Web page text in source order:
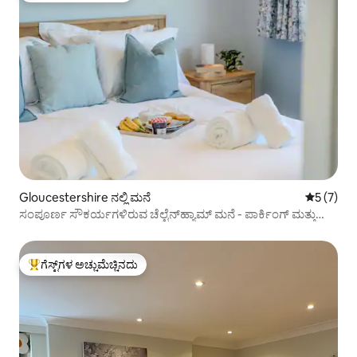
Gloucestershire ನಲ್ಲಿ ಮನೆ 5 ರಲ್ಲಿ 5
5 (7)
ಸಂಪೂರ್ಣ ಸೌಕರ್ಯಗಳಿರುವ ಚೆಲ್ಟೆನ್‌ಹ್ಯಾಮ್ ಮನೆ - ಪಾರ್ಕಿಂಗ್ ಮತ್ತು
ಗೆಸ್ಟ್‌ಗಳಿಗೆ ಅತಿ ಹೆಚ್ಚು ಅಚ್ಚುಮೆಚ್ಚಿನದು
ಗೆಸ್ಟ್‌ಗಳ ಅಚ್ಚುಮೆಚ್ಚಿನದು